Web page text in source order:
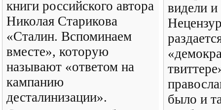
книги российского автора
Николая Старикова
«Сталин. Вспоминаем
вместе», которую
называют «ответом на
кампанию
десталинизации».
видели
было и